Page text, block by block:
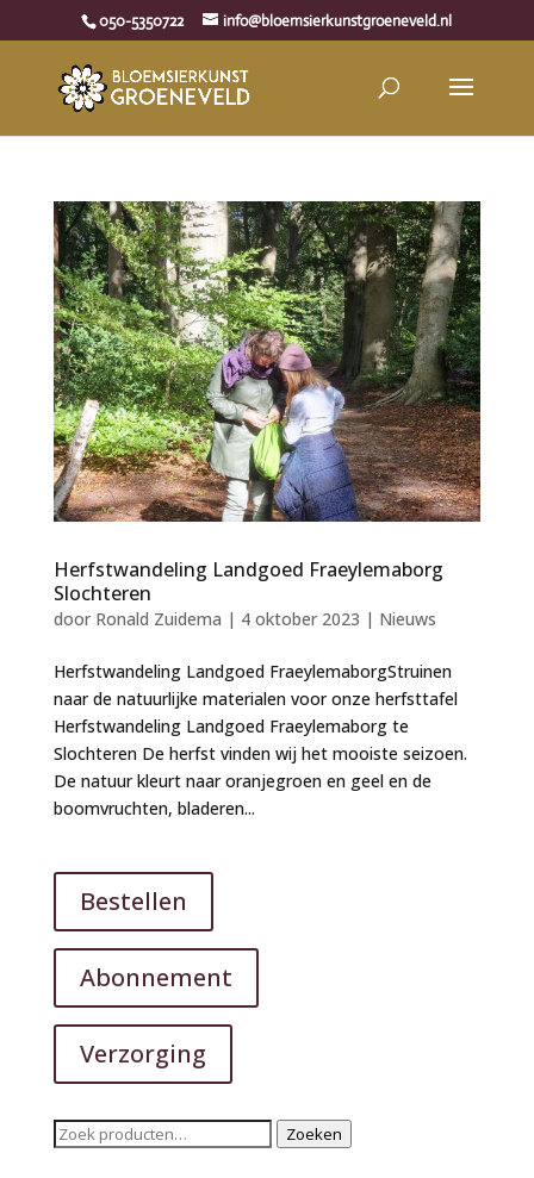
050-5350722 info@bloemsierkunstgroeneveld.nl
Herfstwandeling Landgoed Fraeylemaborg
Slochteren
door Ronald Zuidema | 4 oktober 2023 | Nieuws
Herfstwandeling Landgoed FraeylemaborgStruinen
naar de natuurlijke materialen voor onze herfsttafel
Herfstwandeling Landgoed Fraeylemaborg te
Slochteren De herfst vinden wij het mooiste seizoen.
De natuur kleurt naar oranjegroen en geel en de
boomvruchten, bladeren...
Bestellen
Abonnement
Verzorging
Zoeken
Zoeken